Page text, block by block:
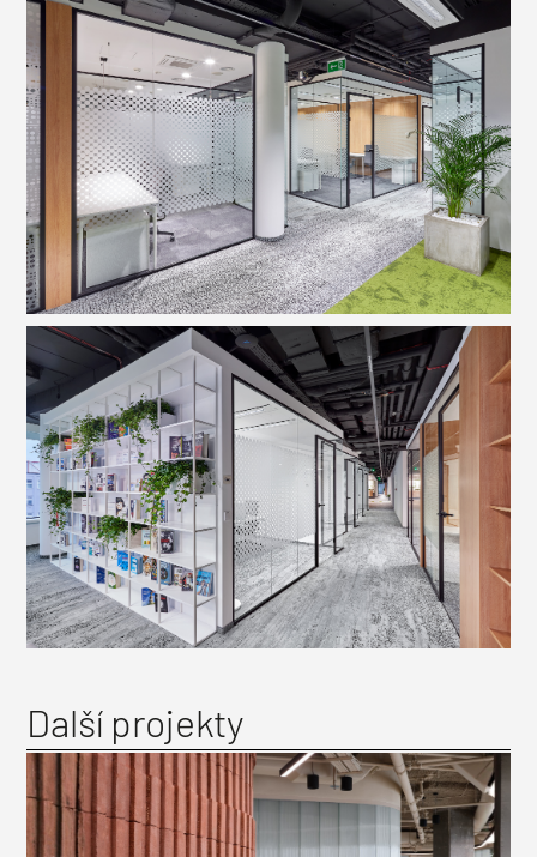
Další projekty